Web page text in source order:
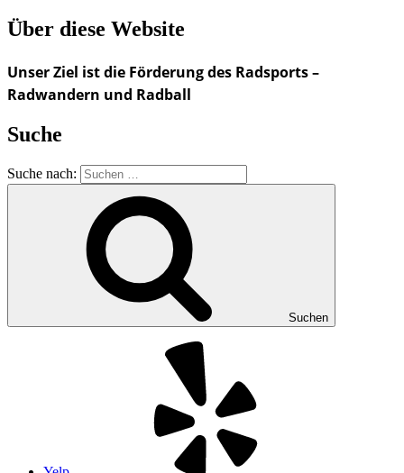
Über diese Website
Unser Ziel ist die Förderung des Radsports –
Radwandern und Radball
Suche
Suche nach:
Suchen